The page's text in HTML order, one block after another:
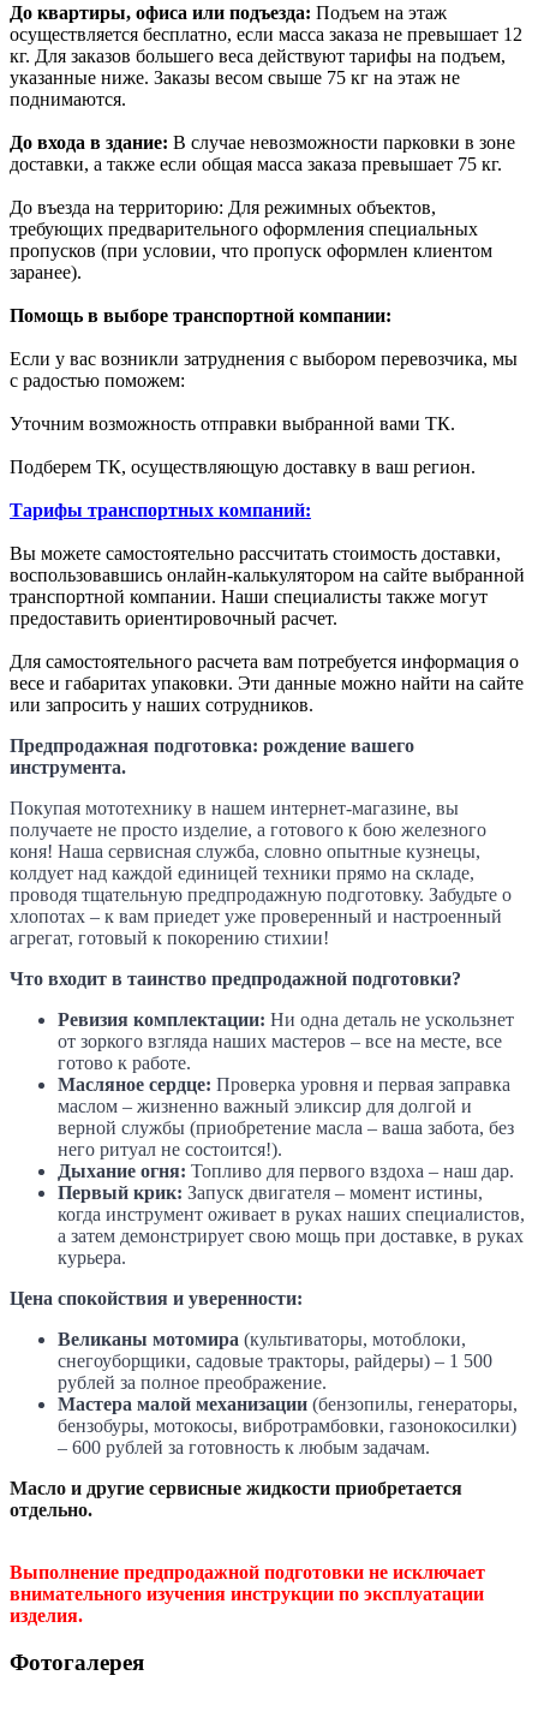
До квартиры, офиса или подъезда: Подъем на этаж
осуществляется бесплатно, если масса заказа не превышает 12
кг. Для заказов большего веса действуют тарифы на подъем,
указанные ниже. Заказы весом свыше 75 кг на этаж не
поднимаются.
До входа в здание: В случае невозможности парковки в зоне
доставки, а также если общая масса заказа превышает 75 кг.
До въезда на территорию: Для режимных объектов,
требующих предварительного оформления специальных
пропусков (при условии, что пропуск оформлен клиентом
заранее).
Помощь в выборе транспортной компании:
Если у вас возникли затруднения с выбором перевозчика, мы
с радостью поможем:
Уточним возможность отправки выбранной вами ТК.
Подберем ТК, осуществляющую доставку в ваш регион.
Тарифы транспортных компаний:
Вы можете самостоятельно рассчитать стоимость доставки,
воспользовавшись онлайн-калькулятором на сайте выбранной
транспортной компании. Наши специалисты также могут
предоставить ориентировочный расчет.
Для самостоятельного расчета вам потребуется информация о
весе и габаритах упаковки. Эти данные можно найти на сайте
или запросить у наших сотрудников.
Предпродажная подготовка: рождение вашего
инструмента.
Покупая мототехнику в нашем интернет-магазине, вы
получаете не просто изделие, а готового к бою железного
коня! Наша сервисная служба, словно опытные кузнецы,
колдует над каждой единицей техники прямо на складе,
проводя тщательную предпродажную подготовку. Забудьте о
хлопотах – к вам приедет уже проверенный и настроенный
агрегат, готовый к покорению стихии!
Что входит в таинство предпродажной подготовки?
Ревизия комплектации: Ни одна деталь не ускользнет
от зоркого взгляда наших мастеров – все на месте, все
готово к работе.
Масляное сердце: Проверка уровня и первая заправка
маслом – жизненно важный эликсир для долгой и
верной службы (приобретение масла – ваша забота, без
него ритуал не состоится!).
Дыхание огня: Топливо для первого вздоха – наш дар.
Первый крик: Запуск двигателя – момент истины,
когда инструмент оживает в руках наших специалистов,
а затем демонстрирует свою мощь при доставке, в руках
курьера.
Цена спокойствия и уверенности:
Великаны мотомира (культиваторы, мотоблоки,
снегоуборщики, садовые тракторы, райдеры) – 1 500
рублей за полное преображение.
Мастера малой механизации (бензопилы, генераторы,
бензобуры, мотокосы, вибротрамбовки, газонокосилки)
– 600 рублей за готовность к любым задачам.
Масло и другие сервисные жидкости приобретается
отдельно.
Выполнение предпродажной подготовки не исключает
внимательного изучения инструкции по эксплуатации
изделия.
Фотогалерея